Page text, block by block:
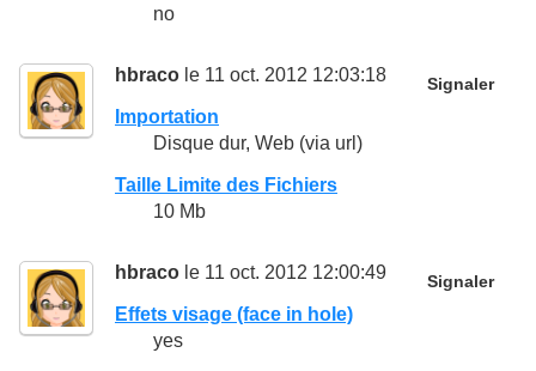
no
hbraco le 11 oct. 2012 12:03:18 Signaler
Importation
Disque dur, Web (via url)
Taille Limite des Fichiers
10 Mb
hbraco le 11 oct. 2012 12:00:49 Signaler
Effets visage (face in hole)
yes